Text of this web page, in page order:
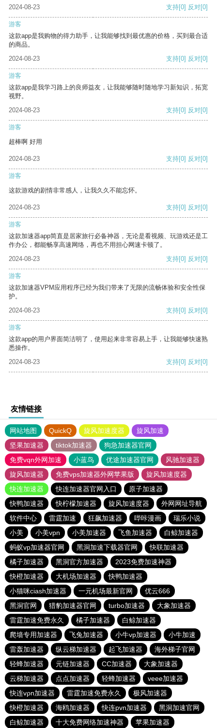
2024-08-23
支持[0] 反对[0]
游客
这款app是我购物的得力助手，让我能够找到最优惠的价格，买到最合适
的商品。
2024-08-23
支持[0] 反对[0]
游客
这款app是我学习路上的良师益友，让我能够随时随地学习新知识，拓宽
视野。
2024-08-23
支持[0] 反对[0]
游客
超棒啊 好用
2024-08-23 支持[0] 反对[0]
游客
这款游戏的剧情非常感人，让我久久不能忘怀。
2024-08-23 支持[0] 反对[0]
游客
这款加速器app简直是居家旅行必备神器，无论是看视频、玩游戏还是工
作办公，都能畅享高速网络，再也不用担心网速卡顿了。
2024-08-23
支持[0] 反对[0]
游客
这款加速器VPM应用程序已经为我们带来了无限的流畅体验和安全性保
护。
2024-08-23
支持[0] 反对[0]
游客
这款app的用户界面简洁明了，使用起来非常容易上手，让我能够快速熟
悉操作。
2024-08-23
支持[0] 反对[0]
友情链接
网站地图 QuickQ 旋风加速度器
旋风加速
坚果加速器
tiktok加速器
狗急加速器官网
免费vqn外网加速
小蓝鸟 优途加速器官网
风驰加速器
旋风加速器
免费vps加速器外网苹果版
旋风加速度器
快连加速器
快连加速器官网入口
原子加速器
快鸭加速器
快柠檬加速器 旋风加速度器
外网网址导航
软件中心
雷霆加速 狂飙加速器 哔咔漫画
瑞乐小说
小美
小美vpn 小美加速器 飞鱼加速器
白鲸加速器
蚂蚁vp加速器官网
黑洞加速下载器官网
快联加速器
橘子加速器
黑洞官方加速器
2023免费加速神器
快橙加速器
大机场加速器
快鸭加速器
小猫咪ciash加速器
一元机场最新官网
优云666
黑洞官网
猎豹加速器官网 turbo加速器
大象加速器
雷霆加速免费永久
橘子加速器
白鲸加速器
爬墙专用加速器
飞兔加速器 小牛vp加速器
小牛加速
雷轰加速器
纵云梯加速器 起飞加速器
海外梯子官网
轻蜂加速器
元链加速器 CC加速器
大象加速器
云梯加速器
点点加速器 轻蜂加速器
veee加速器
快连vρn加速器
雷霆加速免费永久
极风加速器
快橙加速器
海鸥加速器 快连pvn加速器
黑洞加速官网
白鲸加速器
十大免费网络加速神器 苹果加速器